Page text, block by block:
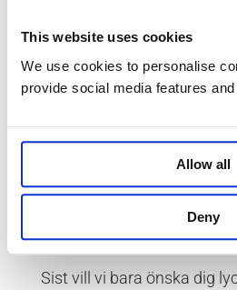
This website uses cookies
We use cookies to personalise
provide social media features
Allow all
Deny
blir brand-fri. Men det är
förbereda sig för
möbelkillarna har vi alla
och läs igenom våravillkor,
för att få en bättre bild av
Sist men inte minst
Sist vill vi bara önska dig